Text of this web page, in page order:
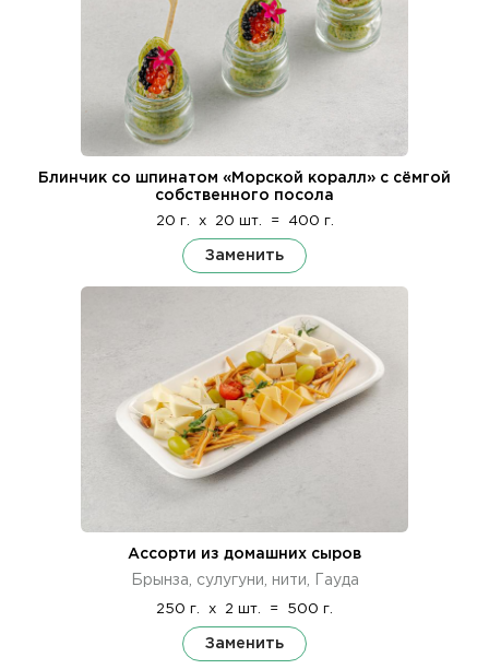
Блинчик со шпинатом «Морской коралл» с сёмгой
собственного посола
20 г. x 20 шт. = 400 г.
Заменить
Ассорти из домашних сыров
Брынза, сулугуни, нити, Гауда
250 г. x 2 шт. = 500 г.
Заменить